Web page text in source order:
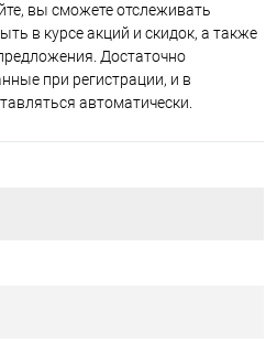
вы сможете отслеживать
в курсе акций и скидок, а также
Достаточно
при регистрации, и в
автоматически.